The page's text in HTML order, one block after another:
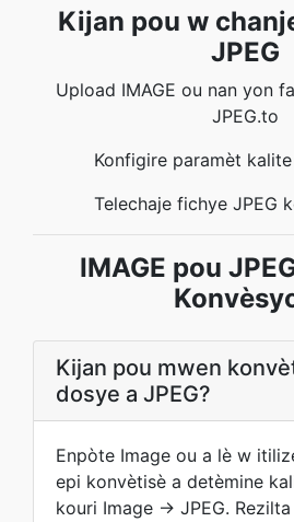
Kijan pou w
JPEG
Upload IMAGE ou nan yon
JPEG.to
Konfigire paramèt
Telechaje fichye JPEG
IMAGE pou
Kijan pou mwen
dosye a JPEG?
Enpòte Image ou a lè w
epi konvètisè a detèmine
kouri Image → JPEG.